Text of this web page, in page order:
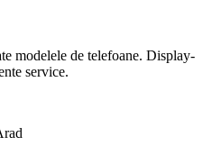
modelele de telefoane. Display-
service.